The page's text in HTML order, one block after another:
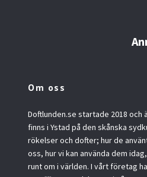
Om oss
Doftlunden.se startade 2018
finns i Ystad på den skånska
rökelser och dofter; hur de
oss, hur vi kan använda dem
runt om i världen. I vårt företag